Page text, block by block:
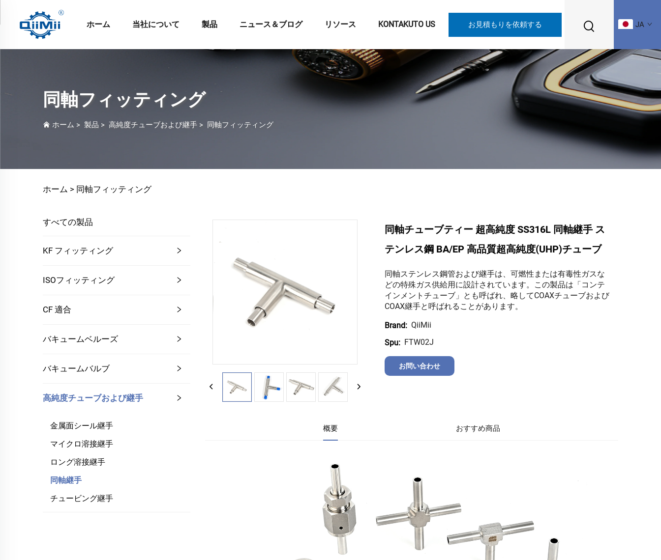
ホーム 当社について 製品 ニュース＆ブログ リソース KONTAKUTO US お見積もりを依頼する JA
同軸フィッティング
ホーム > 製品 > 高純度チューブおよび継手 > 同軸フィッティング
ホーム > 同軸フィッティング
すべての製品
KF フィッティング
ISOフィッティング
CF 適合
バキュームベルーズ
バキュームバルブ
高純度チューブおよび継手
金属面シール継手
マイクロ溶接継手
ロング溶接継手
同軸継手
チュービング継手
同軸チューブティー 超高純度 SS316L 同軸継手 ス
テンレス鋼 BA/EP 高品質超高純度(UHP)チューブ
同軸ステンレス鋼管および継手は、可燃性または有毒性ガスな
どの特殊ガス供給用に設計されています。この製品は「コンテ
インメントチューブ」とも呼ばれ、略してCOAXチューブおよび
COAX継手と呼ばれることがあります。
Brand: QiiMii
Spu: FTW02J
お問い合わせ
概要 おすすめ商品